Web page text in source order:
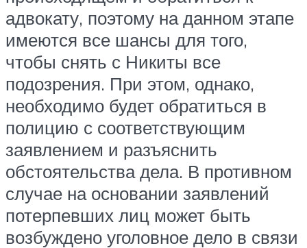
адвокату, поэтому на данном этапе
имеются все шансы для того,
чтобы снять с Никиты все
подозрения. При этом, однако,
необходимо будет обратиться в
полицию с соответствующим
заявлением и разъяснить
обстоятельства дела. В противном
случае на основании заявлений
потерпевших лиц может быть
возбуждено уголовное дело в связи